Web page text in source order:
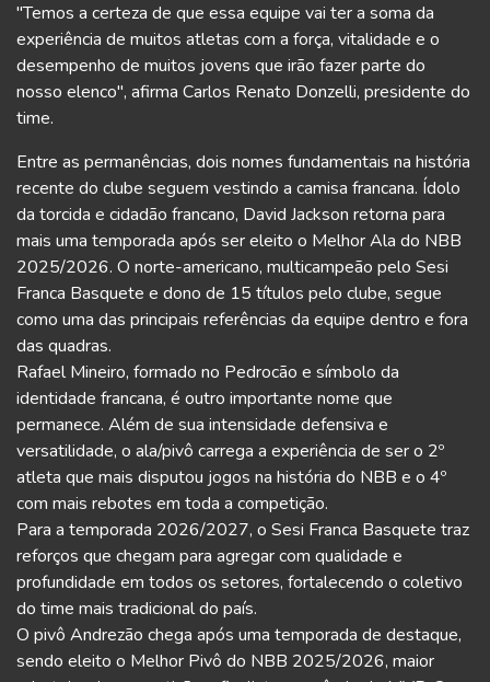
"Temos a certeza de que essa equipe vai ter a soma da
experiência de muitos atletas com a força, vitalidade e o
desempenho de muitos jovens que irão fazer parte do
nosso elenco", afirma Carlos Renato Donzelli, presidente do
time.
Entre as permanências, dois nomes fundamentais na história
recente do clube seguem vestindo a camisa francana. Ídolo
da torcida e cidadão francano, David Jackson retorna para
mais uma temporada após ser eleito o Melhor Ala do NBB
2025/2026. O norte-americano, multicampeão pelo Sesi
Franca Basquete e dono de 15 títulos pelo clube, segue
como uma das principais referências da equipe dentro e fora
das quadras.
Rafael Mineiro, formado no Pedrocão e símbolo da
identidade francana, é outro importante nome que
permanece. Além de sua intensidade defensiva e
versatilidade, o ala/pivô carrega a experiência de ser o 2º
atleta que mais disputou jogos na história do NBB e o 4º
com mais rebotes em toda a competição.
Para a temporada 2026/2027, o Sesi Franca Basquete traz
reforços que chegam para agregar com qualidade e
profundidade em todos os setores, fortalecendo o coletivo
do time mais tradicional do país.
O pivô Andrezão chega após uma temporada de destaque,
sendo eleito o Melhor Pivô do NBB 2025/2026, maior